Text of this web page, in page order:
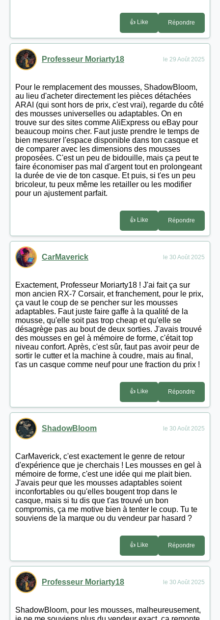
👍 Like Répondre
Professeur Moriarty18 le 29 Août 2025
Pour le remplacement des mousses, ShadowBloom,
au lieu d'acheter directement les pièces détachées
ARAI (qui sont hors de prix, c'est vrai), regarde du côté
des mousses universelles ou adaptables. On en
trouve sur des sites comme AliExpress ou eBay pour
beaucoup moins cher. Faut juste prendre le temps de
bien mesurer l'espace disponible dans ton casque et
de comparer avec les dimensions des mousses
proposées. C'est un peu de bidouille, mais ça peut te
faire économiser pas mal d'argent tout en prolongeant
la durée de vie de ton casque. Et puis, si t'es un peu
bricoleur, tu peux même les retailler ou les modifier
pour un ajustement parfait.
👍 Like Répondre
CarMaverick le 30 Août 2025
Exactement, Professeur Moriarty18 ! J'ai fait ça sur
mon ancien RX-7 Corsair, et franchement, pour le prix,
ça vaut le coup de se pencher sur les mousses
adaptables. Faut juste faire gaffe à la qualité de la
mousse, qu'elle soit pas trop cheap et qu'elle se
désagrège pas au bout de deux sorties. J'avais trouvé
des mousses en gel à mémoire de forme, c'était top
niveau confort. Après, c'est sûr, faut pas avoir peur de
sortir le cutter et la machine à coudre, mais au final,
t'as un casque comme neuf pour une fraction du prix !
👍 Like Répondre
ShadowBloom le 30 Août 2025
CarMaverick, c'est exactement le genre de retour
d'expérience que je cherchais ! Les mousses en gel à
mémoire de forme, c'est une idée qui me plait bien.
J'avais peur que les mousses adaptables soient
inconfortables ou qu'elles bougent trop dans le
casque, mais si tu dis que t'as trouvé un bon
compromis, ça me motive bien à tenter le coup. Tu te
souviens de la marque ou du vendeur par hasard ?
👍 Like Répondre
Professeur Moriarty18 le 30 Août 2025
ShadowBloom, pour les mousses, malheureusement,